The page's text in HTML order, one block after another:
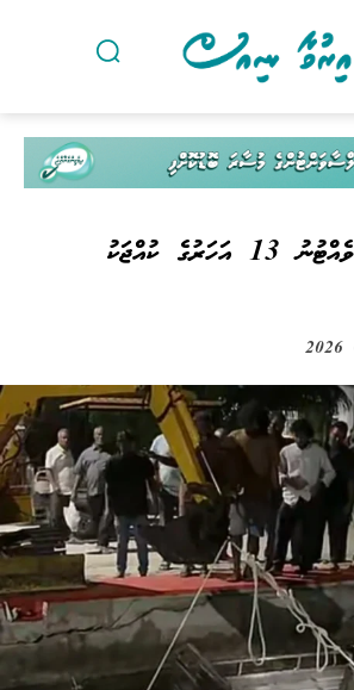
ބަގީއަކާއެކު މޫދަށް ވެއްޓުނު 13 އަހަރުގެ ކުއްޖަކު